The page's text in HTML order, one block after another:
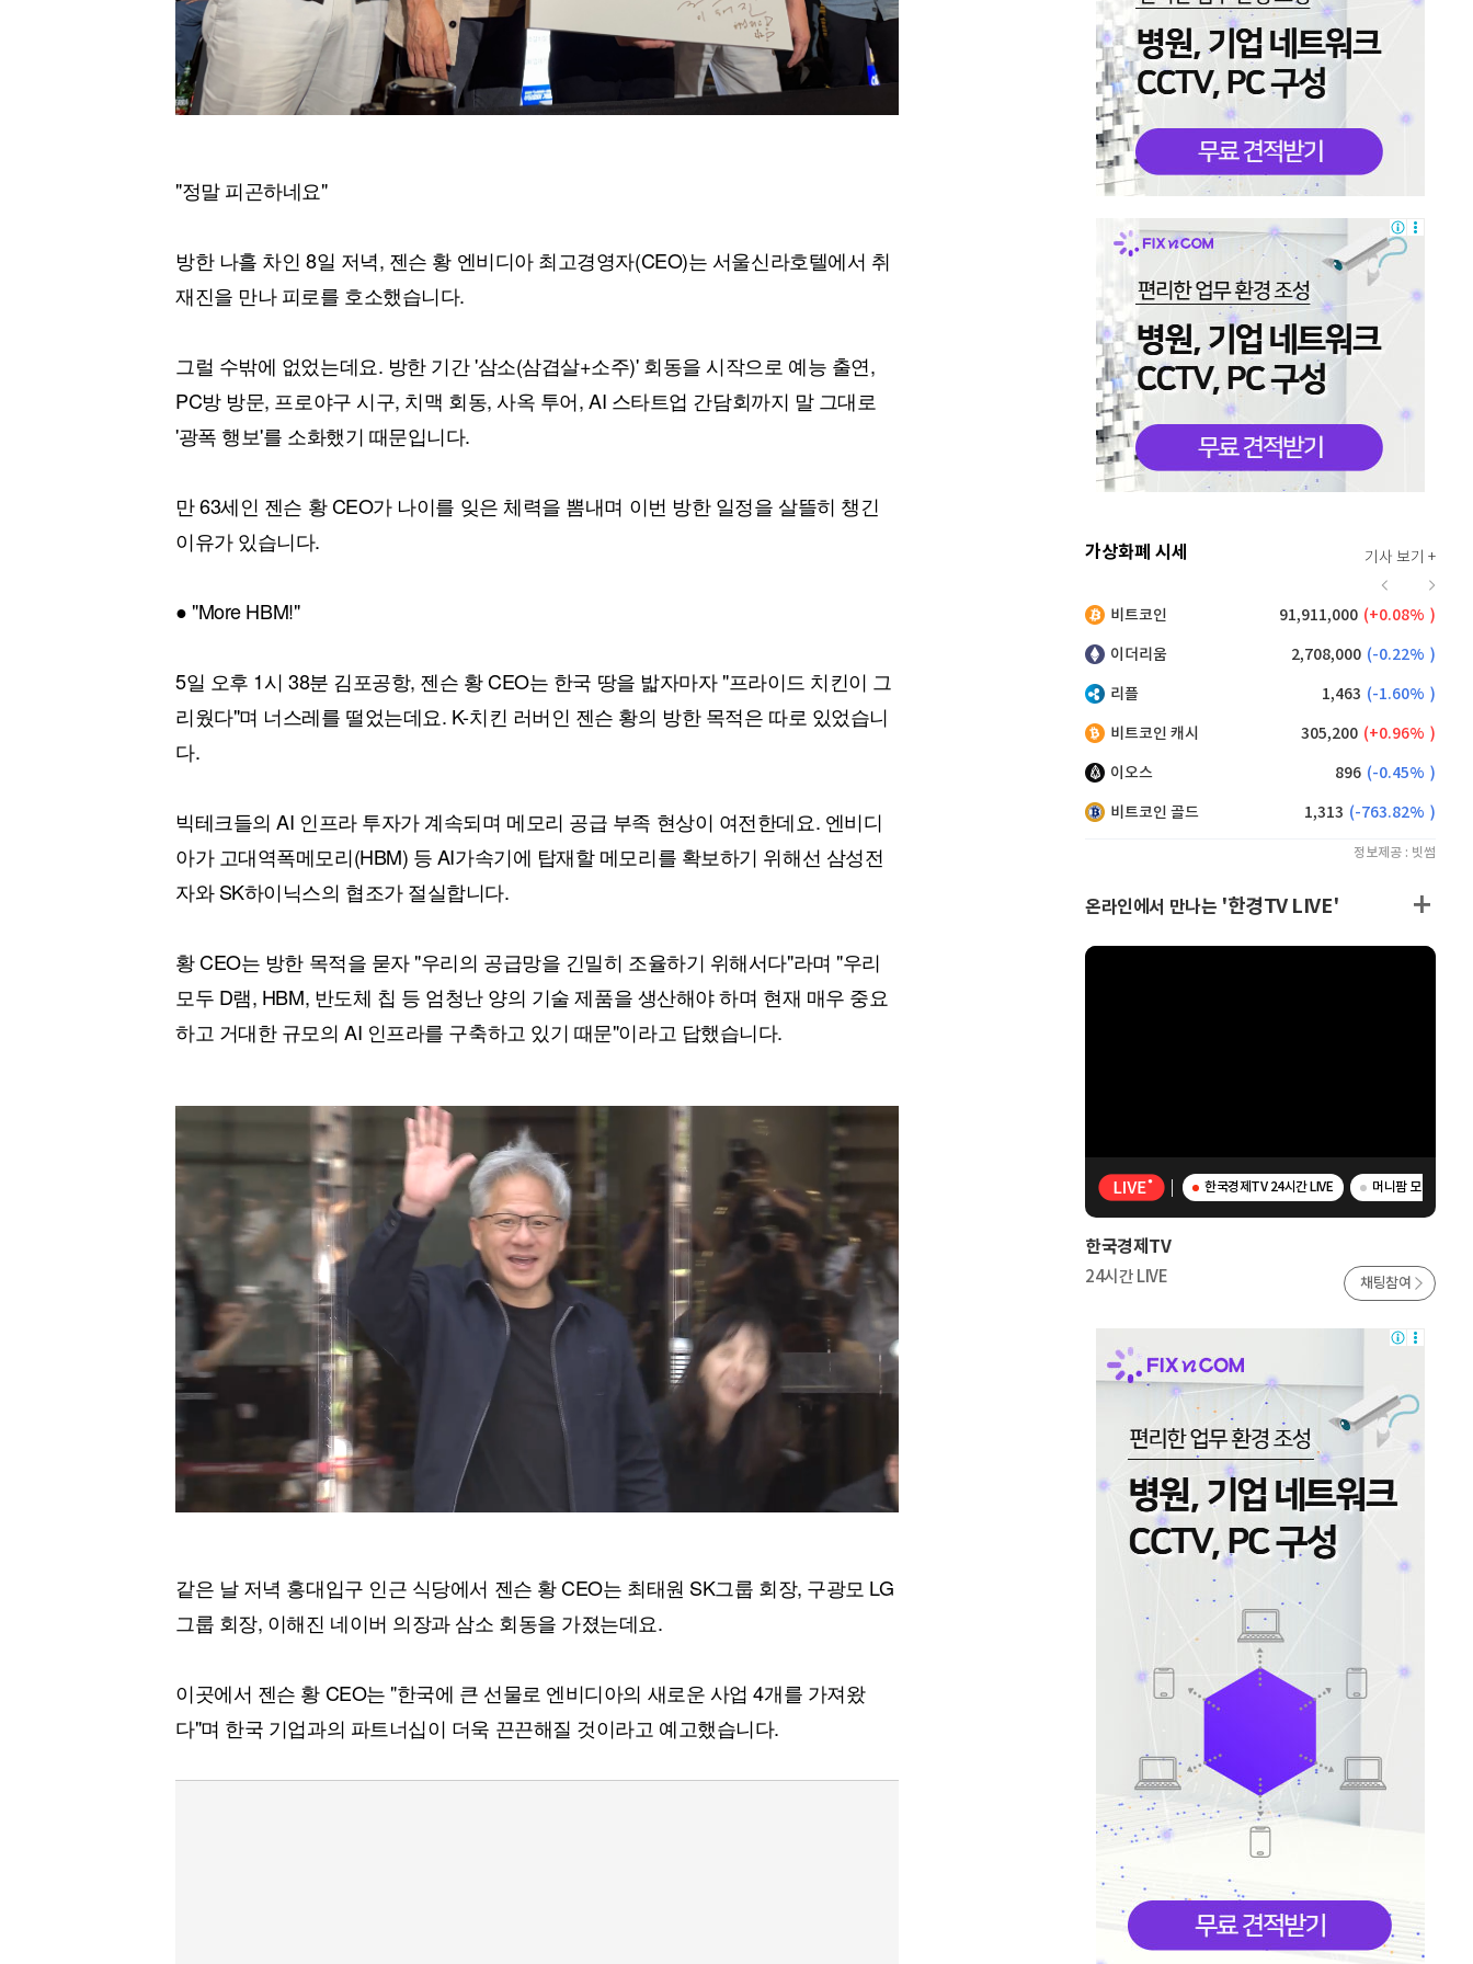
"정말 피곤하네요"
방한 나흘 차인 8일 저녁, 젠슨 황 엔비디아 최고경영자(CEO)는 서울신라호텔에서 취
재진을 만나 피로를 호소했습니다.
그럴 수밖에 없었는데요. 방한 기간 '삼소(삼겹살+소주)' 회동을 시작으로 예능 출연,
PC방 방문, 프로야구 시구, 치맥 회동, 사옥 투어, AI 스타트업 간담회까지 말 그대로
'광폭 행보'를 소화했기 때문입니다.
만 63세인 젠슨 황 CEO가 나이를 잊은 체력을 뽐내며 이번 방한 일정을 살뜰히 챙긴
이유가 있습니다.
● "More HBM!"
5일 오후 1시 38분 김포공항, 젠슨 황 CEO는 한국 땅을 밟자마자 "프라이드 치킨이 그
리웠다"며 너스레를 떨었는데요. K-치킨 러버인 젠슨 황의 방한 목적은 따로 있었습니
다.
빅테크들의 AI 인프라 투자가 계속되며 메모리 공급 부족 현상이 여전한데요. 엔비디
아가 고대역폭메모리(HBM) 등 AI가속기에 탑재할 메모리를 확보하기 위해선 삼성전
자와 SK하이닉스의 협조가 절실합니다.
황 CEO는 방한 목적을 묻자 "우리의 공급망을 긴밀히 조율하기 위해서다"라며 "우리
모두 D램, HBM, 반도체 칩 등 엄청난 양의 기술 제품을 생산해야 하며 현재 매우 중요
하고 거대한 규모의 AI 인프라를 구축하고 있기 때문"이라고 답했습니다.
같은 날 저녁 홍대입구 인근 식당에서 젠슨 황 CEO는 최태원 SK그룹 회장, 구광모 LG
그룹 회장, 이해진 네이버 의장과 삼소 회동을 가졌는데요.
이곳에서 젠슨 황 CEO는 "한국에 큰 선물로 엔비디아의 새로운 사업 4개를 가져왔
다"며 한국 기업과의 파트너십이 더욱 끈끈해질 것이라고 예고했습니다.
가상화폐 시세 기사 보기 +
비트코인 91,911,000 ( 0.08% )
이더리움 2,708,000 (-0.22% )
리플 1,463 (-1.60% )
비트코인 캐시 305,200 ( 0.96% )
이오스 896 (-0.45% )
비트코인 골드 1,313 (-763.82% )
정보제공 : 빗썸
온라인에서 만나는 '한경TV LIVE'
한국경제TV 24시간 LIVE 머니팜 모닝라이브
한국경제TV
24시간 LIVE 채팅참여